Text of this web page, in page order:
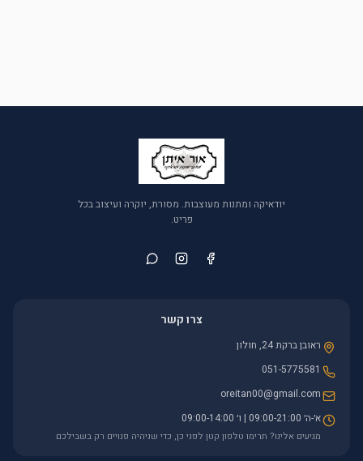
יודאיקה ומתנות מעוצבות. מסורת, יוקרה ועיצוב בכל
פריט.
צרו קשר
ראובן ברקת 24, חולון
051-5775581
oreitan00@gmail.com
א׳-ה׳ 09:00-21:00 | ו׳ 09:00-14:00
מגיעים אלינו? תרימו טלפון קטן לפני כן, כדי שניהיה פנויים רק בשבילכם